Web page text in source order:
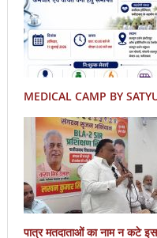
MEDICAL CAMP BY
पात्र मतदाताओं का नाम न कटे